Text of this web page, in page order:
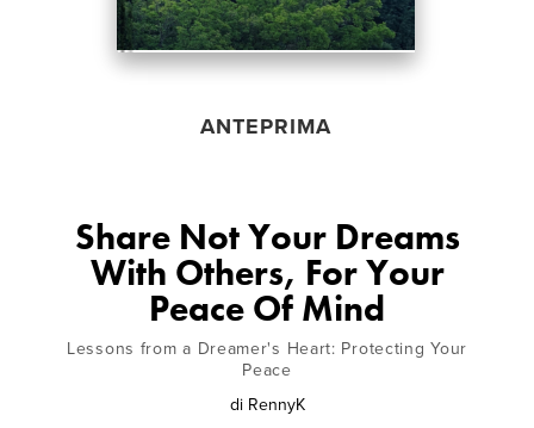
ANTEPRIMA
Share Not Your Dreams
With Others, For Your
Peace Of Mind
Lessons from a Dreamer's Heart: Protecting Your
Peace
di RennyK